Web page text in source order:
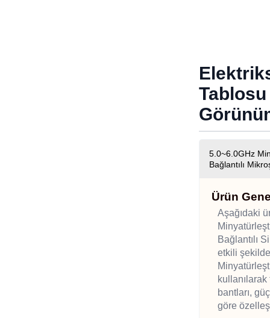
5.0~6.0GHz
Bağlantılı
Ürün
Aşağıdaki
Bağlantılı
etkili
kullanılarak
bantları,
göre